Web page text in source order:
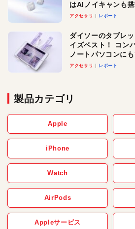
はAIノイキャンも
アクセサリ レポート
ダイソーのタブレ
イズベスト！ コン
ノートパソコンに
べる楽しさも
アクセサリ レポート
製品カテゴリ
Apple
iPhone
Watch
AirPods
Appleサービス